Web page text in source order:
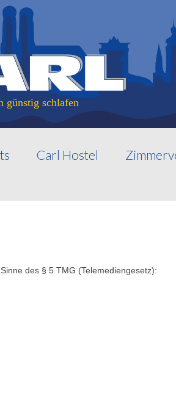
günstig schlafen
Carl Hostel
des § 5 TMG (Telemediengesetz):